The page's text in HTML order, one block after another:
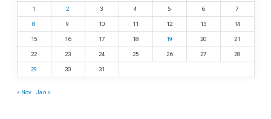
1 2 3 4 5 6 7
8 9 10 11 12 13 14
15 16 17 18 19 20 21
22 23 24 25 26 27 28
29 30 31
« Nov Jan »